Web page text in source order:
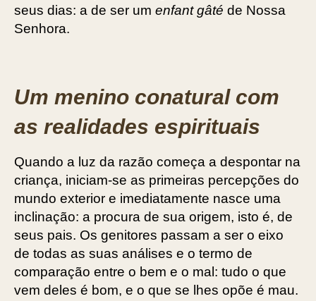
seus dias: a de ser um enfant gâté de Nossa
Senhora.
Um menino conatural com
as realidades espirituais
Quando a luz da razão começa a despontar na
criança, iniciam-se as primeiras percepções do
mundo exterior e imediatamente nasce uma
inclinação: a procura de sua origem, isto é, de
seus pais. Os genitores passam a ser o eixo
de todas as suas análises e o termo de
comparação entre o bem e o mal: tudo o que
vem deles é bom, e o que se lhes opõe é mau.